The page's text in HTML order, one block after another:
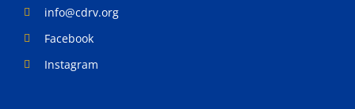
info@cdrv.org
Facebook
Instagram